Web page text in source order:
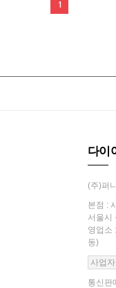
1
다이
(주)퍼
본점 :
서울시
영업소
동)
사업
통신판